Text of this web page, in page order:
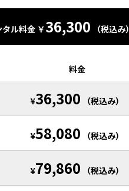
ル料金 ￥36,300 （税込み）
料金
¥36,300 （税込み）
¥58,080 （税込み）
¥79,860 （税込み）